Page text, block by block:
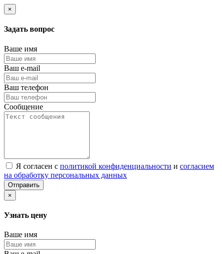
×
Задать вопрос
Ваше имя
Ваш e-mail
Ваш телефон
Сообщение
Я согласен с политикой конфиденциальности и согласием
на обработку персональных данных
Отправить
×
Узнать цену
Ваше имя